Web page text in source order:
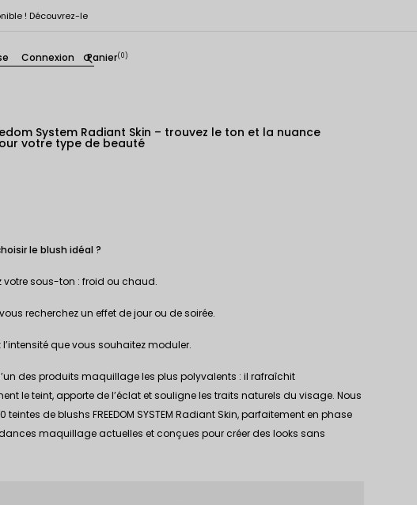
! Découvrez-le
search
Connexion Panier(0)
System Radiant Skin – trouvez le ton et la nuance
votre type de beauté
le blush idéal ?
votre sous-ton : froid ou chaud.
recherchez un effet de jour ou de soirée.
que vous souhaitez moduler.
des produits maquillage les plus polyvalents : il rafraîchit
le teint, apporte de l’éclat et souligne les traits naturels du visage. Nous
teintes de blushs FREEDOM SYSTEM Radiant Skin, parfaitement en phase
maquillage actuelles et conçues pour créer des looks sans